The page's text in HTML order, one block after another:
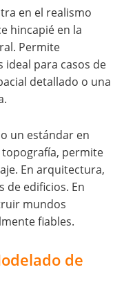
en el realismo
hincapié en la
Permite
ideal para casos de
detallado o una
un estándar en
topografía, permite
En arquitectura,
de edificios. En
mundos
fiables.
de